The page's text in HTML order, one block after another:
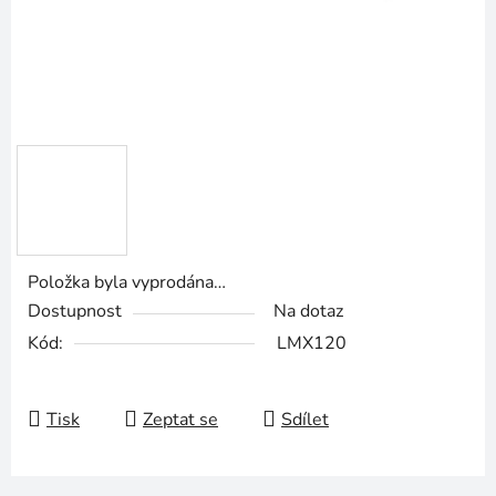
Položka byla vyprodána…
Dostupnost
Na dotaz
Kód:
LMX120
Tisk Zeptat se Sdílet